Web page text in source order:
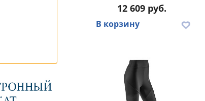
12 609 руб.
В корзину